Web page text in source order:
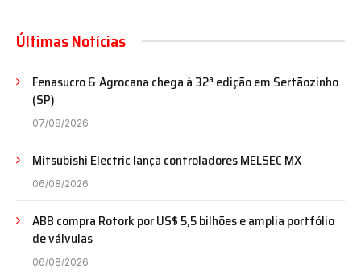
Últimas Notícias
Fenasucro & Agrocana chega à 32ª edição em Sertãozinho
(SP)
07/08/2026
Mitsubishi Electric lança controladores MELSEC MX
06/08/2026
ABB compra Rotork por US$ 5,5 bilhões e amplia portfólio
de válvulas
06/08/2026